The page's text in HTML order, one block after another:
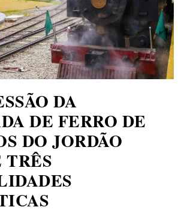
DA
DE FERRO DE
DO JORDÃO
TRÊS